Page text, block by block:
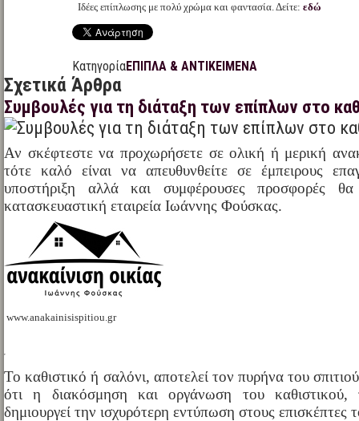
Ιδέες επίπλωσης με πολύ χρώμα και φαντασία. Δείτε: εδώ
ΚατηγορίαΕΠΙΠΛΑ & ΑΝΤΙΚΕΙΜΕΝΑ
Σχετικά Άρθρα
Συμβουλές για τη διάταξη των επίπλων στο
Αν σκέφτεστε να προχωρήσετε σε ολική ή μερική
τότε καλό είναι να απευθυνθείτε σε έμπειρους
υποστήριξη αλλά και συμφέρουσες προσφορές θα
κατασκευαστική εταιρεία Ιωάννης Φούσκας.
www.anakainisispitiou.gr
Το καθιστικό ή σαλόνι, αποτελεί τον πυρήνα του
ότι η διακόσμηση και οργάνωση του καθιστικού,
δημιουργεί την ισχυρότερη εντύπωση στους επισκέπτες